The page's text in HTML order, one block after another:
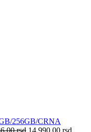
256GB/CRNA
rsd 14.990,00 rsd